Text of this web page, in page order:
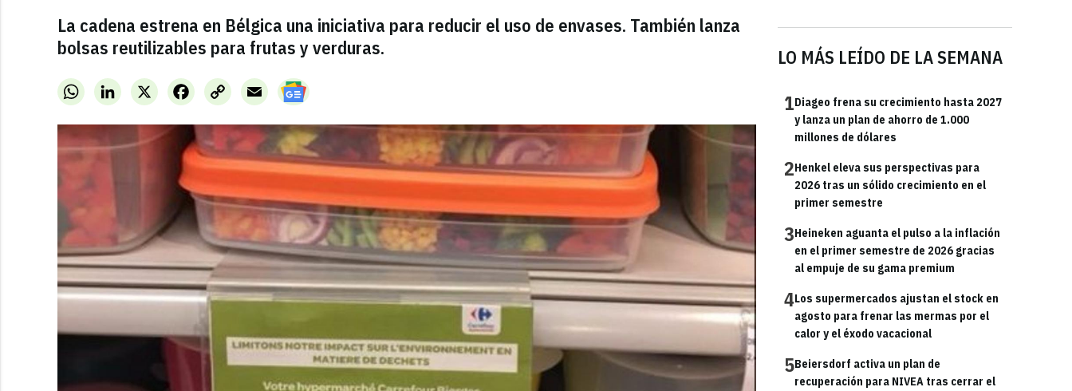
La cadena estrena en Bélgica una iniciativa para reducir el uso de envases. También lanza
bolsas reutilizables para frutas y verduras.
WhatsAppLinkedInX FacebookCopy
Link
Email
LO MÁS LEÍDO DE LA SEMANA
1Diageo frena su crecimiento hasta 2027
y lanza un plan de ahorro de 1.000
millones de dólares
2Henkel eleva sus perspectivas para
2026 tras un sólido crecimiento en el
primer semestre
3Heineken aguanta el pulso a la inflación
en el primer semestre de 2026 gracias
al empuje de su gama premium
4Los supermercados ajustan el stock en
agosto para frenar las mermas por el
calor y el éxodo vacacional
5Beiersdorf activa un plan de
recuperación para NIVEA tras cerrar el